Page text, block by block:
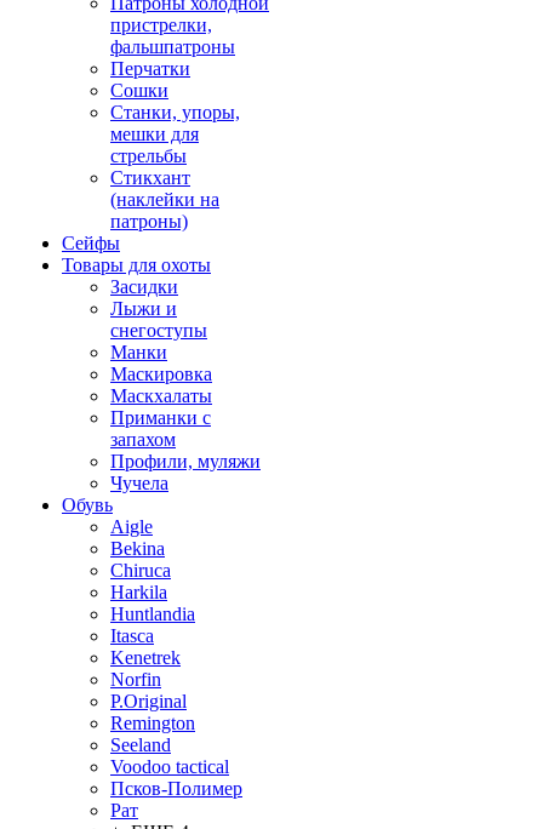
пристрелки,
фальшпатроны
Перчатки
Сошки
Станки, упоры,
мешки для
стрельбы
Стикхант
(наклейки на
патроны)
Сейфы
Товары для охоты
Засидки
Лыжи и
снегоступы
Манки
Маскировка
Маскхалаты
Приманки с
запахом
Профили, муляжи
Чучела
Обувь
Aigle
Bekina
Chiruсa
Harkila
Huntlandia
Itasca
Kenetrek
Norfin
P.Original
Remington
Seeland
Voodoo tactical
Псков-Полимер
Рат